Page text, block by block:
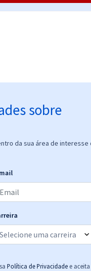
sobre
da sua área de interesse
Política de Privacidade e aceita